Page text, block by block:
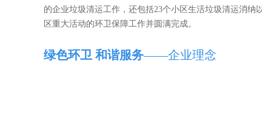
的企业垃圾清运工作，还包括23个小区生活垃圾清运消纳
区重大活动的环卫保障工作并圆满完成。
绿色环卫 和谐服务——企业理念